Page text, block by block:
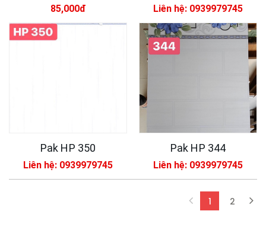
85,000đ Liên hệ: 0939979745
Pak HP 350
Liên hệ: 0939979745
Pak HP 344
Liên hệ: 0939979745
1(current)
2